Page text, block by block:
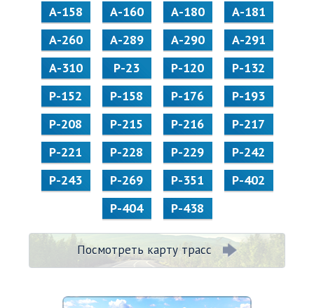
А-158
А-160 А-180
А-181
А-260
А-289 А-290
А-291
А-310
Р-23 Р-120
Р-132
Р-152
Р-158 Р-176
Р-193
Р-208
Р-215 Р-216
Р-217
Р-221
Р-228 Р-229
Р-242
Р-243
Р-269 Р-351
Р-402
Р-404
Р-438
Посмотреть карту трасс